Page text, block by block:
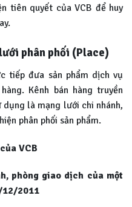
tiên quyết của VCB để huy
phân phối (Place)
tiếp đưa sản phẩm dịch vụ
Kênh bán hàng truyền
là mạng lưới chi nhánh,
phân phối sản phẩm.
VCB
phòng giao dịch của một
12/2011